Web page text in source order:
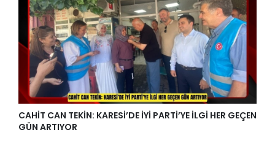
CAHİT CAN TEKİN: KARESİ’DE İYİ PARTİ’YE İLGİ HER GEÇEN
GÜN ARTIYOR